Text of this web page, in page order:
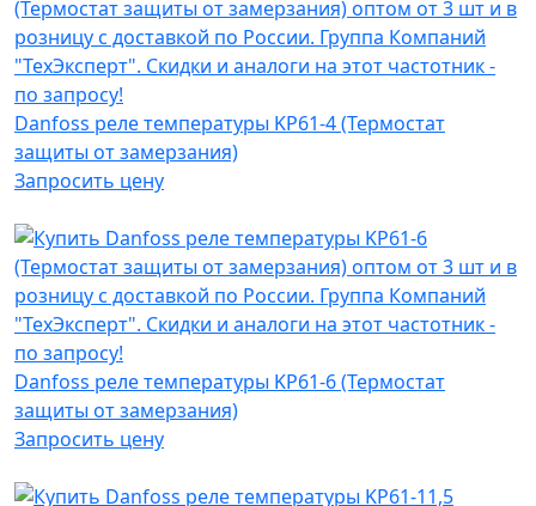
Danfoss реле температуры KP61-4 (Термостат
защиты от замерзания)
Запросить цену
Danfoss реле температуры KP61-6 (Термостат
защиты от замерзания)
Запросить цену